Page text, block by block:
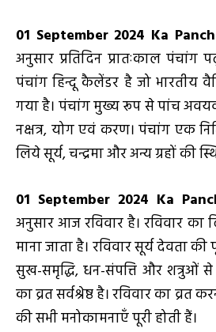
01 September 2024 Ka
अनुसार प्रतिदिन प्रातःकाल पंचांग
पंचांग हिन्दू कैलेंडर है जो भारतीय
गया है। पंचांग मुख्य रूप से पांच
नक्षत्र, योग एवं करण। पंचांग एक
लिये सूर्य, चन्द्रमा और अन्य ग्रहों की
01 September 2024 Ka
अनुसार आज रविवार है। रविवार का
माना जाता है। रविवार सूर्य देवता
सुख-समृद्धि, धन-संपत्ति और शत्रुओं से
का व्रत सर्वश्रेष्ठ है। रविवार का
की सभी मनोकामनाएँ पूरी होती हैं।